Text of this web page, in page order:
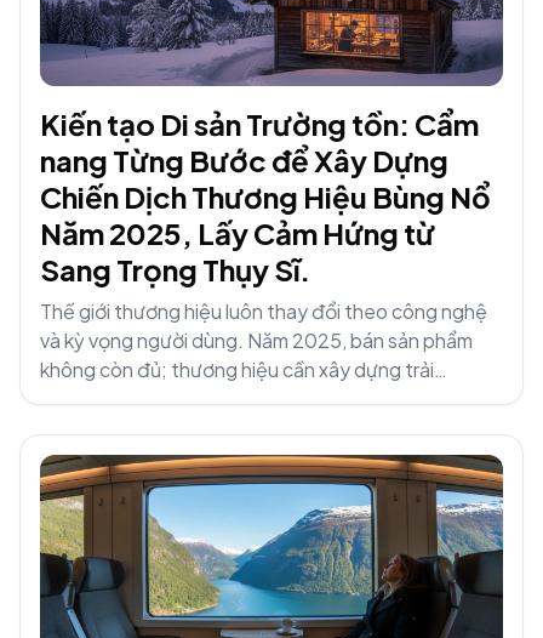
Kiến tạo Di sản Trường tồn: Cẩm
nang Từng Bước để Xây Dựng
Chiến Dịch Thương Hiệu Bùng Nổ
Năm 2025, Lấy Cảm Hứng từ
Sang Trọng Thụy Sĩ.
Thế giới thương hiệu luôn thay đổi theo công nghệ
và kỳ vọng người dùng. Năm 2025, bán sản phẩm
không còn đủ; thương hiệu cần xây dựng trải
nghiệm.